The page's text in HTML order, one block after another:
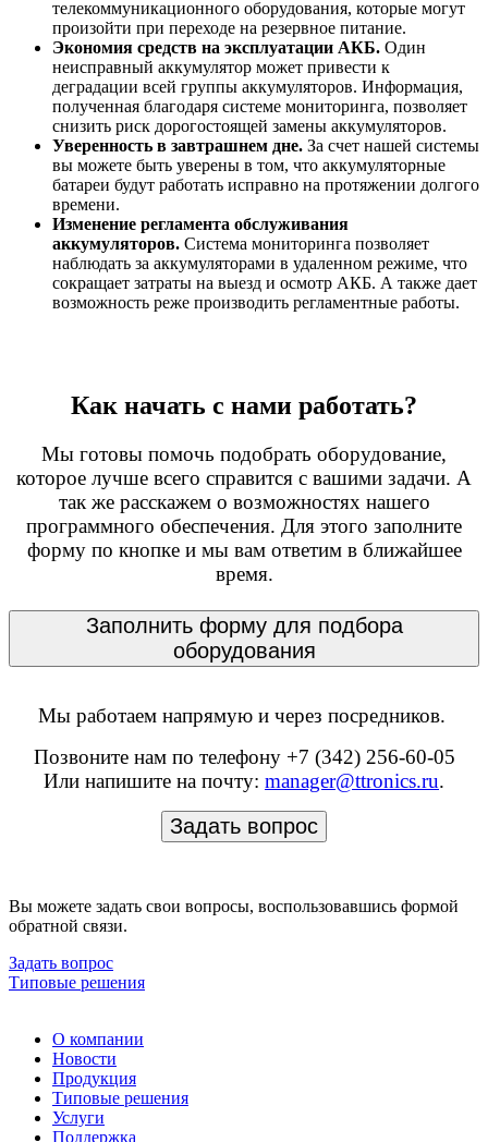
телекоммуникационного оборудования, которые могут
произойти при переходе на резервное питание.
Экономия средств на эксплуатации АКБ. Один
неисправный аккумулятор может привести к
деградации всей группы аккумуляторов. Информация,
полученная благодаря системе мониторинга, позволяет
снизить риск дорогостоящей замены аккумуляторов.
Уверенность в завтрашнем дне. За счет нашей системы
вы можете быть уверены в том, что аккумуляторные
батареи будут работать исправно на протяжении долгого
времени.
Изменение регламента обслуживания
аккумуляторов. Система мониторинга позволяет
наблюдать за аккумуляторами в удаленном режиме, что
сокращает затраты на выезд и осмотр АКБ. А также дает
возможность реже производить регламентные работы.
Как начать с нами работать?
Мы готовы помочь подобрать оборудование,
которое лучше всего справится с вашими задачи. А
так же расскажем о возможностях нашего
программного обеспечения. Для этого заполните
форму по кнопке и мы вам ответим в ближайшее
время.
Заполнить форму для подбора
оборудования
Мы работаем напрямую и через посредников.
Позвоните нам по телефону +7 (342) 256-60-05
Или напишите на почту: manager@ttronics.ru.
Задать вопрос
Вы можете задать свои вопросы, воспользовавшись формой
обратной связи.
Задать вопрос
Типовые решения
О компании
Новости
Продукция
Типовые решения
Услуги
Поддержка